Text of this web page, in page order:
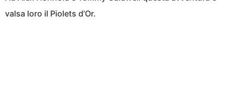
valsa loro il Piolets d’Or.